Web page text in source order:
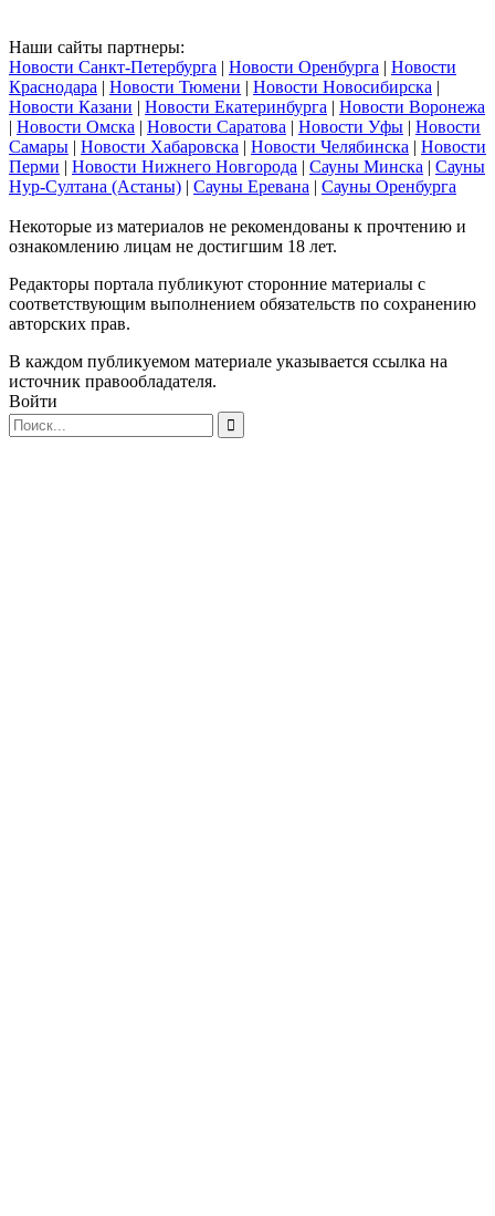
Наши сайты партнеры:
Новости Санкт-Петербурга | Новости Оренбурга | Новости
Краснодара | Новости Тюмени | Новости Новосибирска |
Новости Казани | Новости Екатеринбурга | Новости Воронежа
| Новости Омска | Новости Саратова | Новости Уфы | Новости
Самары | Новости Хабаровска | Новости Челябинска | Новости
Перми | Новости Нижнего Новгорода | Сауны Минска | Сауны
Нур-Султана (Астаны) | Сауны Еревана | Сауны Оренбурга
Некоторые из материалов не рекомендованы к прочтению и
ознакомлению лицам не достигшим 18 лет.
Редакторы портала публикуют сторонние материалы с
соответствующим выполнением обязательств по сохранению
авторских прав.
В каждом публикуемом материале указывается ссылка на
источник правообладателя.
Войти